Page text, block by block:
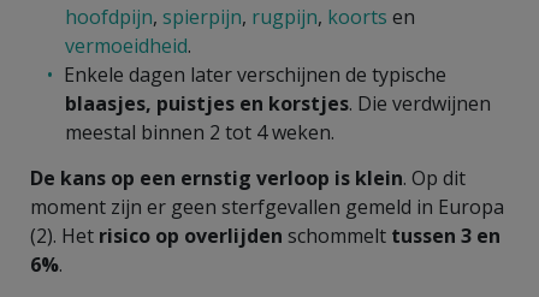
hoofdpijn, spierpijn, rugpijn, koorts en
vermoeidheid.
Enkele dagen later verschijnen de typische
blaasjes, puistjes en korstjes. Die verdwijnen
meestal binnen 2 tot 4 weken.
De kans op een ernstig verloop is klein. Op dit
moment zijn er geen sterfgevallen gemeld in Europa
(2). Het risico op overlijden schommelt tussen 3 en
6%.